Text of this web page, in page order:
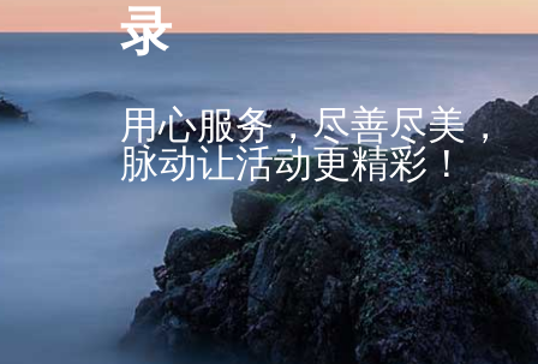
录
用心服务，尽善尽美，
脉动让活动更精彩！